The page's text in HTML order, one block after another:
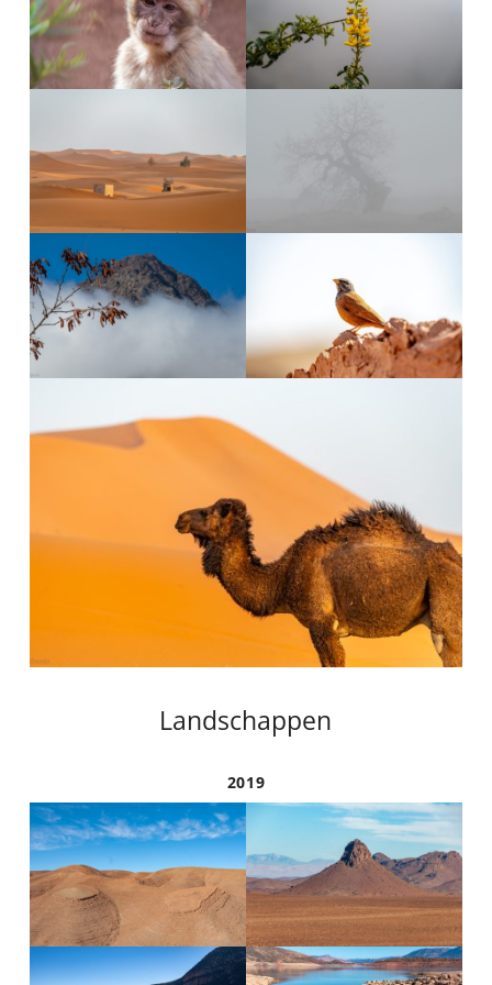
Landschappen
2019